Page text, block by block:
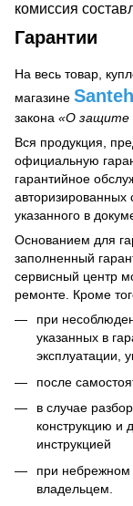
комиссия
Гарантии
На весь товар,
магазине
закона «О защите
Вся продукция,
официальную
гарантийное
авторизированных
указанного в
Основанием для
заполненный
сервисный центр
ремонте. Кроме
при
указанных в
эксплуатации,
после
в случае
конструкцию и
инструкцией
при небрежном
владельцем.